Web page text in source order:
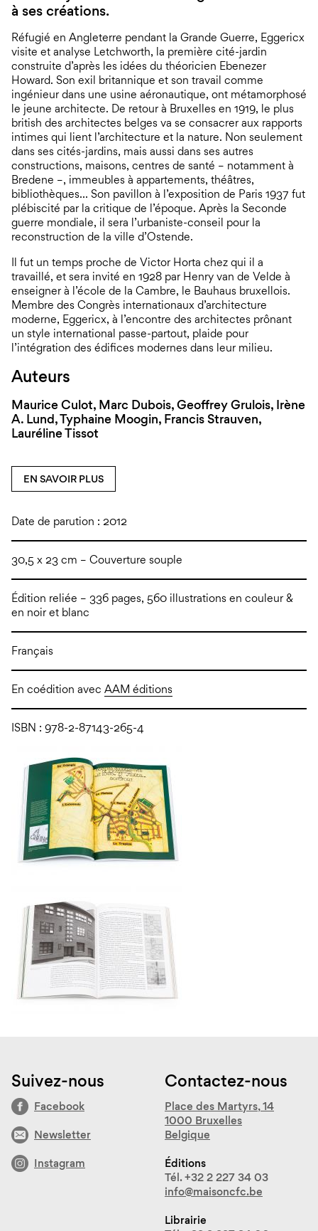
à ses créations.
Réfugié en Angleterre pendant la Grande Guerre, Eggericx
visite et analyse Letchworth, la première cité-jardin
construite d’après les idées du théoricien Ebenezer
Howard. Son exil britannique et son travail comme
ingénieur dans une usine aéronautique, ont métamorphosé
le jeune architecte. De retour à Bruxelles en 1919, le plus
british des architectes belges va se consacrer aux rapports
intimes qui lient l’architecture et la nature. Non seulement
dans ses cités-jardins, mais aussi dans ses autres
constructions, maisons, centres de santé – notamment à
Bredene –, immeubles à appartements, théâtres,
bibliothèques… Son pavillon à l’exposition de Paris 1937 fut
plébiscité par la critique de l’époque. Après la Seconde
guerre mondiale, il sera l’urbaniste-conseil pour la
reconstruction de la ville d’Ostende.
Il fut un temps proche de Victor Horta chez qui il a
travaillé, et sera invité en 1928 par Henry van de Velde à
enseigner à l’école de la Cambre, le Bauhaus bruxellois.
Membre des Congrès internationaux d’architecture
moderne, Eggericx, à l’encontre des architectes prônant
un style international passe-partout, plaide pour
l’intégration des édifices modernes dans leur milieu.
Auteurs
Maurice Culot, Marc Dubois, Geoffrey Grulois, Irène
A. Lund, Typhaine Moogin, Francis Strauven,
Lauréline Tissot
EN SAVOIR PLUS
Date de parution : 2012
30,5 x 23 cm – Couverture souple
Édition reliée – 336 pages, 560 illustrations en couleur &
en noir et blanc
Français
En coédition avec AAM éditions
ISBN : 978-2-87143-265-4
Suivez-nous
Facebook
Newsletter
Instagram
Contactez-nous
Place des Martyrs, 14
1000 Bruxelles
Belgique
Éditions
Tél. +32 2 227 34 03
info@maisoncfc.be
Librairie